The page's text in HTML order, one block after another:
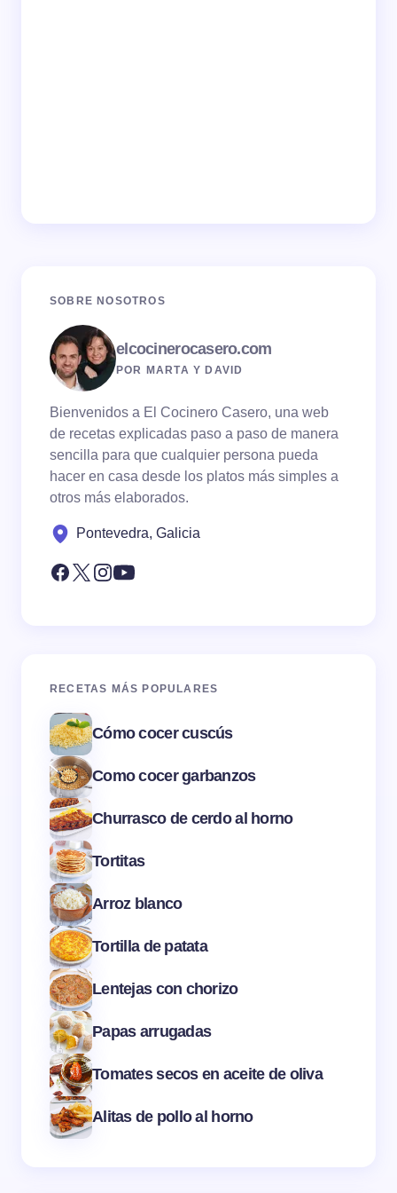
SOBRE NOSOTROS
elcocinerocasero.com
POR MARTA Y DAVID
Bienvenidos a El Cocinero Casero, una web
de recetas explicadas paso a paso de manera
sencilla para que cualquier persona pueda
hacer en casa desde los platos más simples a
otros más elaborados.
Pontevedra, Galicia
RECETAS MÁS POPULARES
Cómo cocer cuscús
Como cocer garbanzos
Churrasco de cerdo al horno
Tortitas
Arroz blanco
Tortilla de patata
Lentejas con chorizo
Papas arrugadas
Tomates secos en aceite de oliva
Alitas de pollo al horno